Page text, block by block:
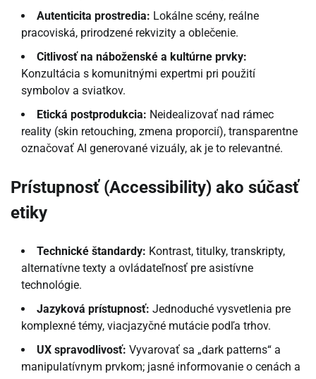
Autenticita prostredia: Lokálne scény, reálne
pracoviská, prirodzené rekvizity a oblečenie.
Citlivosť na náboženské a kultúrne prvky:
Konzultácia s komunitnými expertmi pri použití
symbolov a sviatkov.
Etická postprodukcia: Neidealizovať nad rámec
reality (skin retouching, zmena proporcií), transparentne
označovať AI generované vizuály, ak je to relevantné.
Prístupnosť (Accessibility) ako súčasť
etiky
Technické štandardy: Kontrast, titulky, transkripty,
alternatívne texty a ovládateľnosť pre asistívne
technológie.
Jazyková prístupnosť: Jednoduché vysvetlenia pre
komplexné témy, viacjazyčné mutácie podľa trhov.
UX spravodlivosť: Vyvarovať sa „dark patterns“ a
manipulatívnym prvkom; jasné informovanie o cenách a